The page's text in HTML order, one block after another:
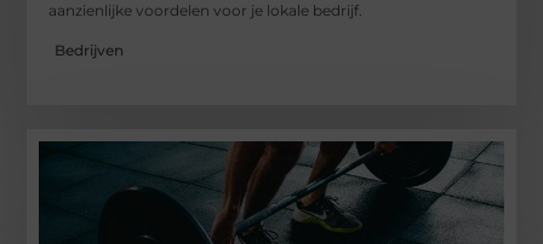
aanzienlijke voordelen voor je lokale bedrijf.
Bedrijven